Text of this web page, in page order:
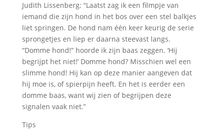
Judith Lissenberg: “Laatst zag ik een filmpje van
iemand die zijn hond in het bos over een stel balkjes
liet springen. De hond nam één keer keurig de serie
sprongetjes en liep er daarna steevast langs.
“Domme hond!” hoorde ik zijn baas zeggen. ‘Hij
begrijpt het niet!’ Domme hond? Misschien wel een
slimme hond! Hij kan op deze manier aangeven dat
hij moe is, of spierpijn heeft. En het is eerder een
domme baas, want wij zien of begrijpen deze
signalen vaak niet.”
Tips